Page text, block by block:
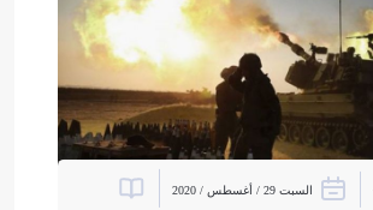
السبت 29 / أغسطس / 2020